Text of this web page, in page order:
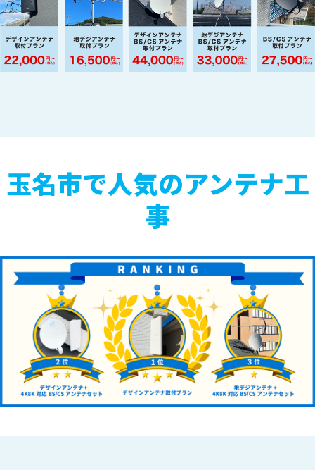
玉名市で人気のアンテナ工
事